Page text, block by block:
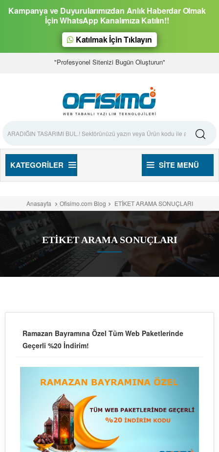
Kampanya ve Duyurularımızdan Anlık Haberdar Olmak
İçin WhatsApp Kanalımıza Katılın!!
Katılmak İçin Tıklayın
"Profesyonel Sitenizi Bugün Oluşturun"
KATEGORILER SITE MENÜ
Anasayfa Ofisimo.com Blog ETİKET ARAMA SONUÇLARI
ETİKET ARAMA SONUÇLARI
Ramazan Bayramına Özel Tüm Web Paketlerinde
Geçerli %20 İndirim!